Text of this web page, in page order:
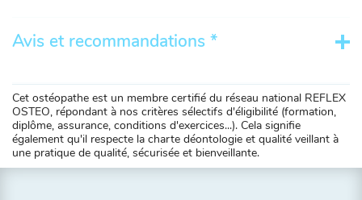
Avis et recommandations *
Cet ostéopathe est un membre certifié du réseau national REFLEX
OSTEO, répondant à nos critères sélectifs d'éligibilité (formation,
diplôme, assurance, conditions d'exercices...). Cela signifie
également qu'il respecte la charte déontologie et qualité veillant à
une pratique de qualité, sécurisée et bienveillante.